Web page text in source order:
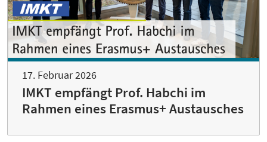
17. Februar 2026
IMKT empfängt Prof. Habchi im
Rahmen eines Erasmus+ Austausches